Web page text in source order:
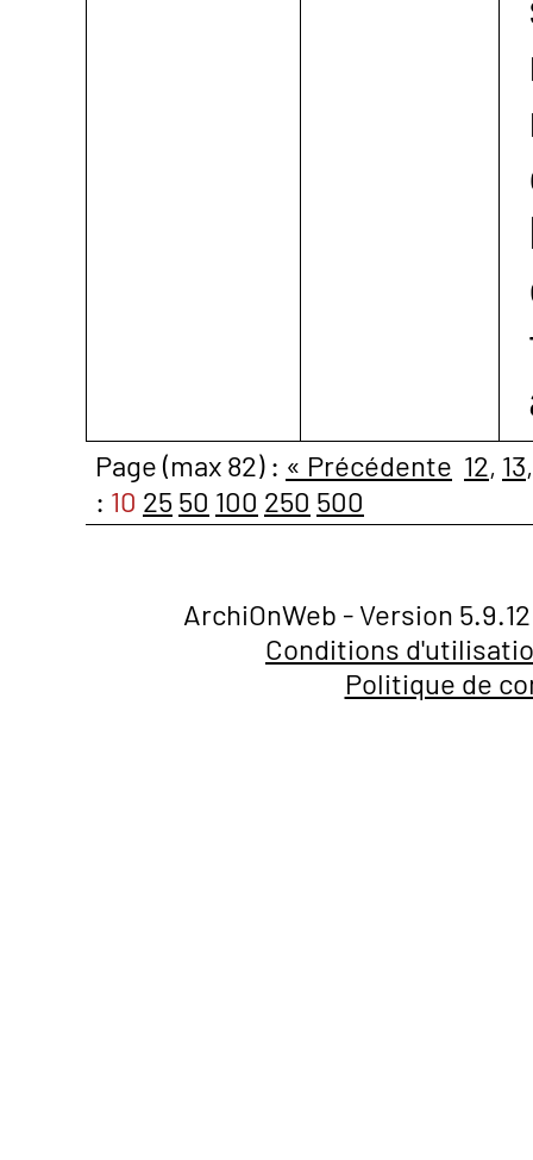
Page (max 82) : « Précédente 12, 13
: 10 25 50 100 250 500
ArchiOnWeb - Version
Conditions
Politique de